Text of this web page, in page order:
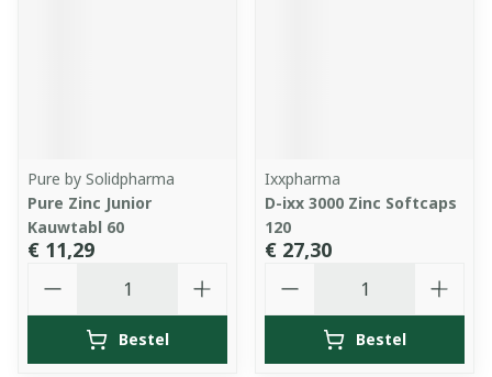
Pure by Solidpharma
Pure Zinc Junior
Kauwtabl 60
€ 11,29
Bestel
Ixxpharma
D-ixx 3000 Zinc Softcaps
120
€ 27,30
Bestel